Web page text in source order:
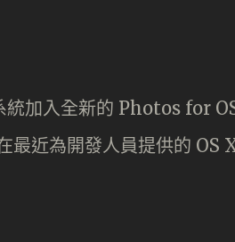
加入全新的 Photos for
近為開發人員提供的 OS